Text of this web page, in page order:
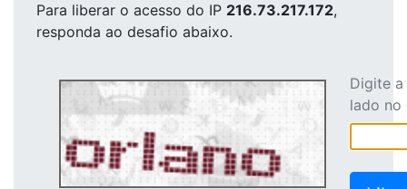
Para liberar o acesso do IP 216.73.217.172,
responda ao desafio abaixo.
Digite
lado no